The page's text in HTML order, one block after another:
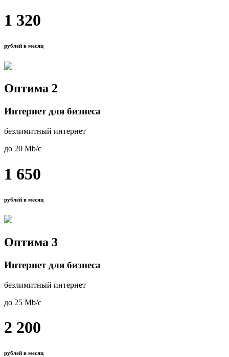
1 320
рублей в месяц
Оптима 2
Интернет для бизнеса
безлимитный интернет
до 20 Mb/с
1 650
рублей в месяц
Оптима 3
Интернет для бизнеса
безлимитный интернет
до 25 Mb/с
2 200
рублей в месяц